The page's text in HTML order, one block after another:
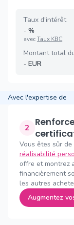
Taux d'intérêt
- %
avecTaux KBC
Montant total
- EUR
Avec l'expertise de
2 Renforcez votre offre avec un
Vous êtes sûr de
réalisabilité
offre et montrez
financièrement
les autres
Augmentez